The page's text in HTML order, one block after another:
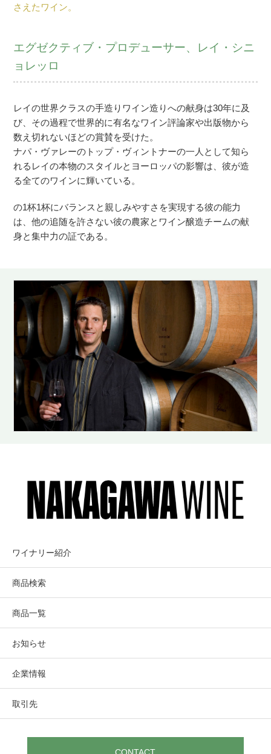
さえたワイン。
エグゼクティブ・プロデューサー、レイ・シニ
ョレッロ
レイの世界クラスの手造りワイン造りへの献身は30年に及
び、その過程で世界的に有名なワイン評論家や出版物から
数え切れないほどの賞賛を受けた。
ナパ・ヴァレーのトップ・ヴィントナーの一人として知ら
れるレイの本物のスタイルとヨーロッパの影響は、彼が造
る全てのワインに輝いている。
の1杯1杯にバランスと親しみやすさを実現する彼の能力
は、他の追随を許さない彼の農家とワイン醸造チームの献
身と集中力の証である。
ワイナリー紹介
商品検索
商品一覧
お知らせ
企業情報
取引先